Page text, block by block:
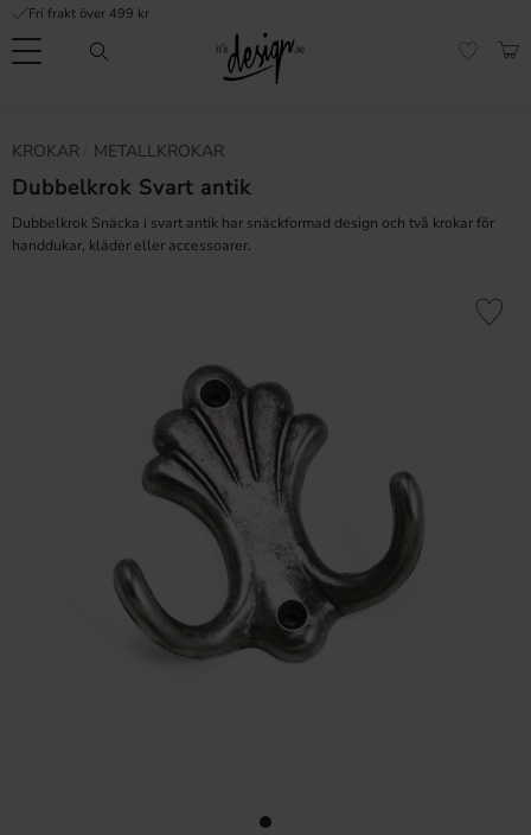
Meny
Fri frakt över 499 kr
KROKAR METALLKROKAR
Dubbelkrok Svart antik
Dubbelkrok Snäcka i svart antik har snäckformad design och två krokar för
handdukar, kläder eller accessoarer.
Lägg till
Vanliga frågor
Inspiration & Tips